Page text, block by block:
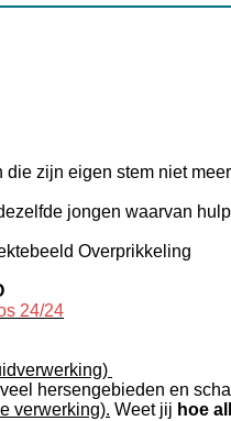
zijn eigen stem niet
jongen waarvan
Overprikkeling
24/24
hersengebieden en
verwerking). Weet jij hoe